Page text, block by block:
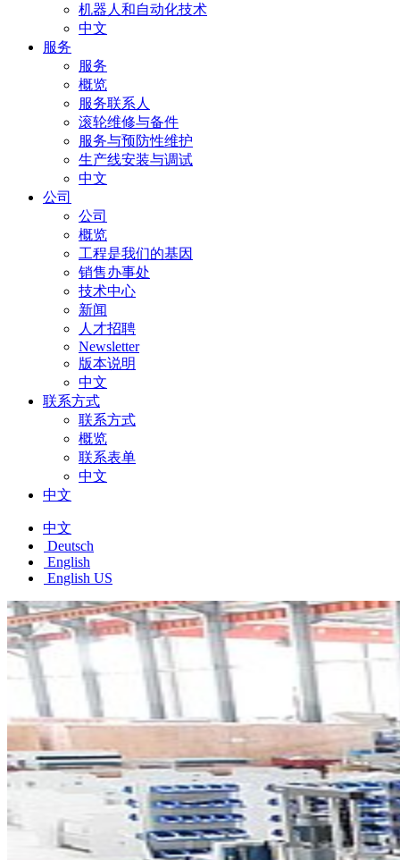
机器人和自动化技术
中文
服务
服务
概览
服务联系人
滚轮维修与备件
服务与预防性维护
生产线安装与调试
中文
公司
公司
概览
工程是我们的基因
销售办事处
技术中心
新闻
人才招聘
Newsletter
版本说明
中文
联系方式
联系方式
概览
联系表单
中文
中文
中文
Deutsch
English
English US